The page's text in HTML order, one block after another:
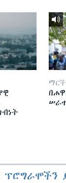
ማርች
ፕሮግራሞችን